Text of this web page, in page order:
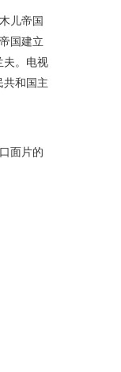
儿帝国
国建立
夫。电视
共和国主
面片的